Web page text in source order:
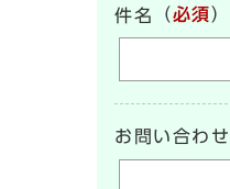
件名 （必須）
お問い合わ